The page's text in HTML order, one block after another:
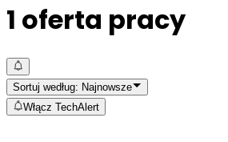
1 oferta pracy
Sortuj według: Najnowsze
Włącz TechAlert